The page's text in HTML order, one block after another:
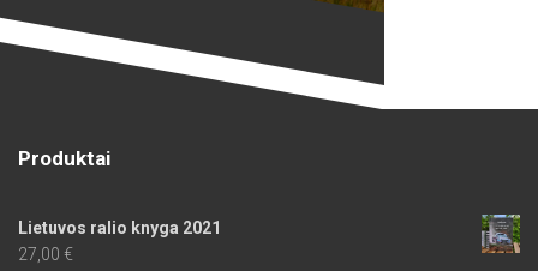
Produktai
Lietuvos ralio knyga 2021
27,00 €